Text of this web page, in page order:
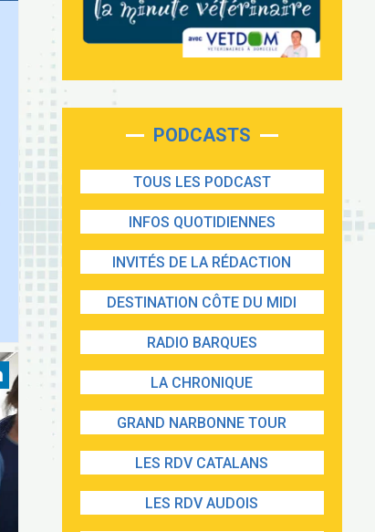
PODCASTS
TOUS LES PODCAST
INFOS QUOTIDIENNES
INVITÉS DE LA RÉDACTION
DESTINATION CÔTE DU MIDI
RADIO BARQUES
LA CHRONIQUE
GRAND NARBONNE TOUR
LES RDV CATALANS
LES RDV AUDOIS